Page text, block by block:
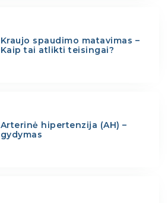
Kraujo spaudimo matavimas –
Kaip tai atlikti teisingai?
Arterinė hipertenzija (AH) –
gydymas